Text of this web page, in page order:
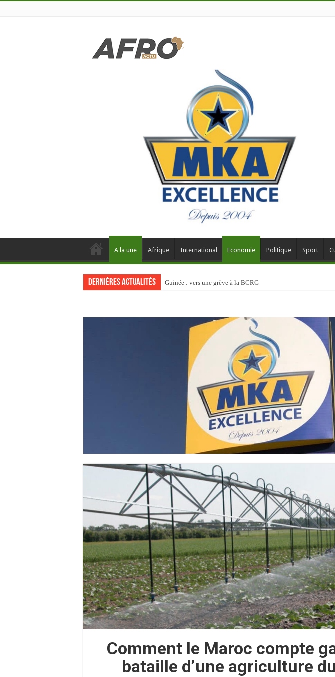
A la une Afrique International Economie Politique Sport
Dernières actualités Guinée : vers une grève à la BCRG
Comment le Maroc compte
bataille d’une agriculture